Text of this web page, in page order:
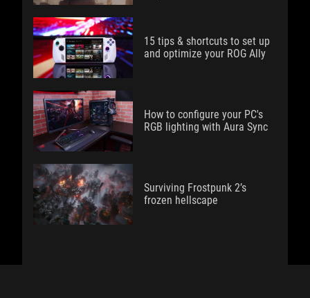
15 tips & shortcuts to set up
and optimize your ROG Ally
How to configure your PC's
RGB lighting with Aura Sync
Surviving Frostpunk 2’s
frozen hellscape